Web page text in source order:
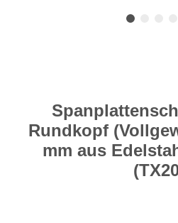
Rundkopf
mm aus